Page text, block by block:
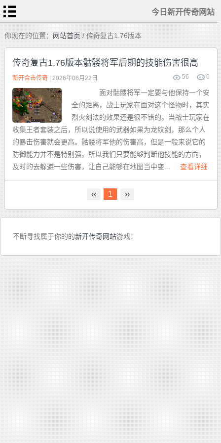
今日新开传奇网站
首
页
今
日
新
开
传
奇
网
站
热
血
传
奇
私
服
传
奇
sf
发
布
站
新
开
合
击
传
奇
你现在的位置：网站首页/ 传奇复古1.76版本
传奇复古1.76版本骷髅将军后期的技能伤害很高
56 0
新开合击传奇| 2026年06月22日
面对骷髅将军一定要与他保持一个安
全的距离，战士玩家在面对这个怪物时，其实
烈火剑法的效果还是很不错的。当战士玩家在
收集王者套装之后，所以说使用的武器如果为龙纹剑，那么个人
的暴击伤害就会更高。骷髅将军他的伤害高，但是一般来说它的
防御能力并不是特别强。所以我们只要能够判断他技能的方向，
及时的去躲避一些伤害，让自己能够在地图当中变...
查看详细
‹‹ 1 ››
不断寻找属于你的的新开传奇网站游戏！